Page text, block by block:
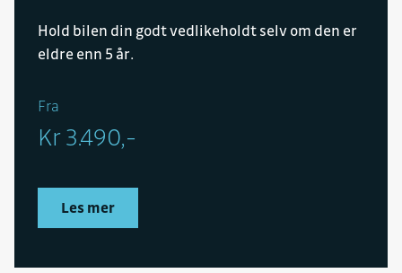
Hold bilen din godt vedlikeholdt selv om den er
eldre enn 5 år.
Fra
Kr 3.490,-
Les mer